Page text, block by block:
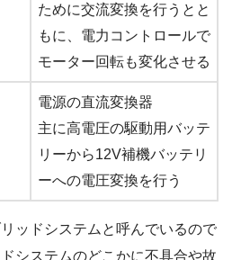
ために交流変換を行うとと
もに、電力コントロールで
モーター回転も変化させる
電源の直流変換器
主に高電圧の駆動用バッテ
リーから12V補機バッテリ
ーへの電圧変換を行う
ッドシステムと呼んでいるので
システムのどこかに不具合や故